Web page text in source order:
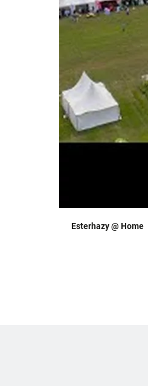
Esterhazy @ Home